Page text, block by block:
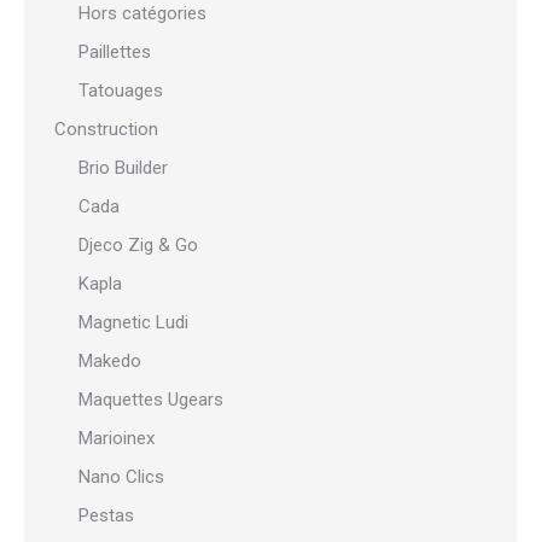
Hors catégories
Paillettes
Tatouages
Construction
Brio Builder
Cada
Djeco Zig & Go
Kapla
Magnetic Ludi
Makedo
Maquettes Ugears
Marioinex
Nano Clics
Pestas